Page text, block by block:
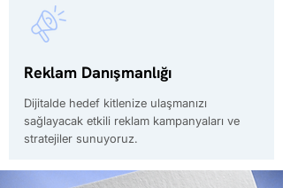
Reklam Danışmanlığı
Dijitalde hedef kitlenize ulaşmanızı
sağlayacak etkili reklam kampanyaları ve
stratejiler sunuyoruz.